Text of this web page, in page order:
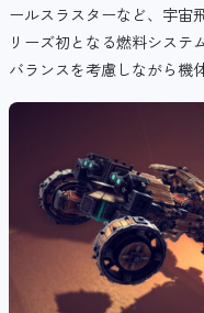
ールスラスターなど、宇宙
リーズ初となる燃料システ
バランスを考慮しながら機